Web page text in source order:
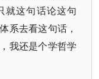
就这句话论这句
系去看这句话，
我还是个学哲学